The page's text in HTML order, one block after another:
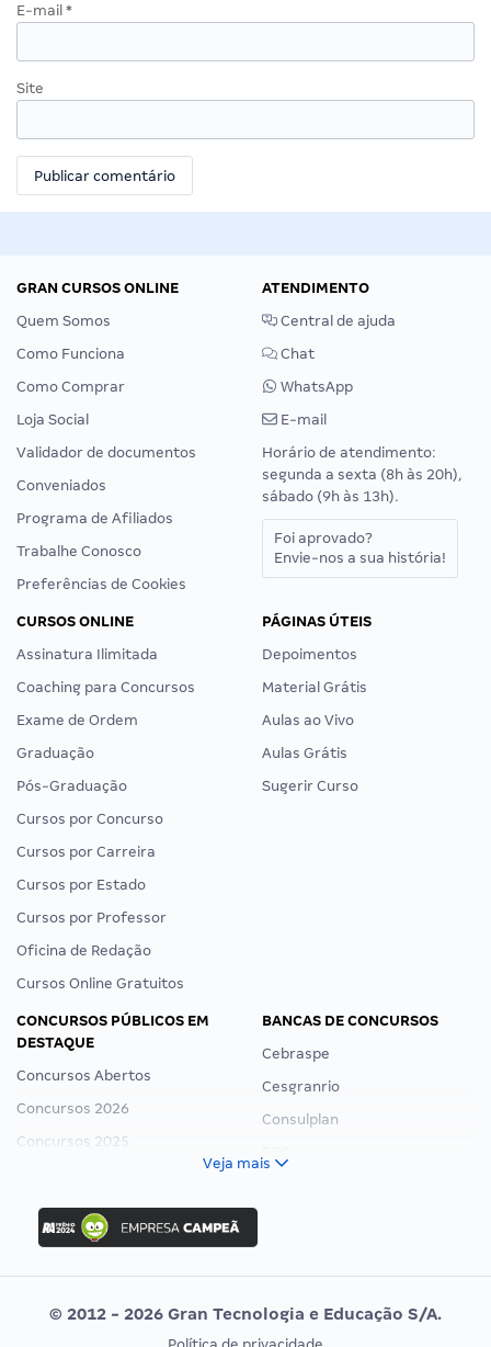
E-mail *
Site
GRAN CURSOS ONLINE
Quem Somos
Como Funciona
Como Comprar
Loja Social
Validador de documentos
Conveniados
Programa de Afiliados
Trabalhe Conosco
Preferências de Cookies
ATENDIMENTO
Central de ajuda
Chat
WhatsApp
E-mail
Horário de atendimento:
segunda a sexta (8h às 20h),
sábado (9h às 13h).
Foi aprovado?
Envie-nos a sua história!
CURSOS ONLINE
Assinatura Ilimitada
Coaching para Concursos
Exame de Ordem
Graduação
Pós-Graduação
Cursos por Concurso
Cursos por Carreira
Cursos por Estado
Cursos por Professor
Oficina de Redação
Cursos Online Gratuitos
PÁGINAS ÚTEIS
Depoimentos
Material Grátis
Aulas ao Vivo
Aulas Grátis
Sugerir Curso
CONCURSOS PÚBLICOS EM
DESTAQUE
Concursos Abertos
Concursos 2026
Concursos 2025
Concurso Ibama
Concurso MPU
Editais publicados
BANCAS DE CONCURSOS
Cebraspe
Cesgranrio
Consulplan
Vunesp
Veja mais
© 2012 - 2026 Gran Tecnologia e Educação S/A.